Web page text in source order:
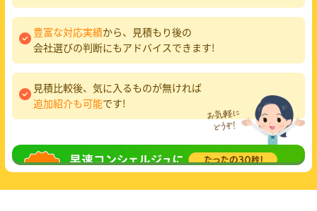
豊富な対応実績から、見積もり後の
会社選びの判断にもアドバイスできます!
見積比較後、気に入るものが無ければ
追加紹介も可能です!
無料相談してみる